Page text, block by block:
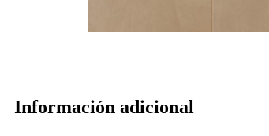
Información adicional